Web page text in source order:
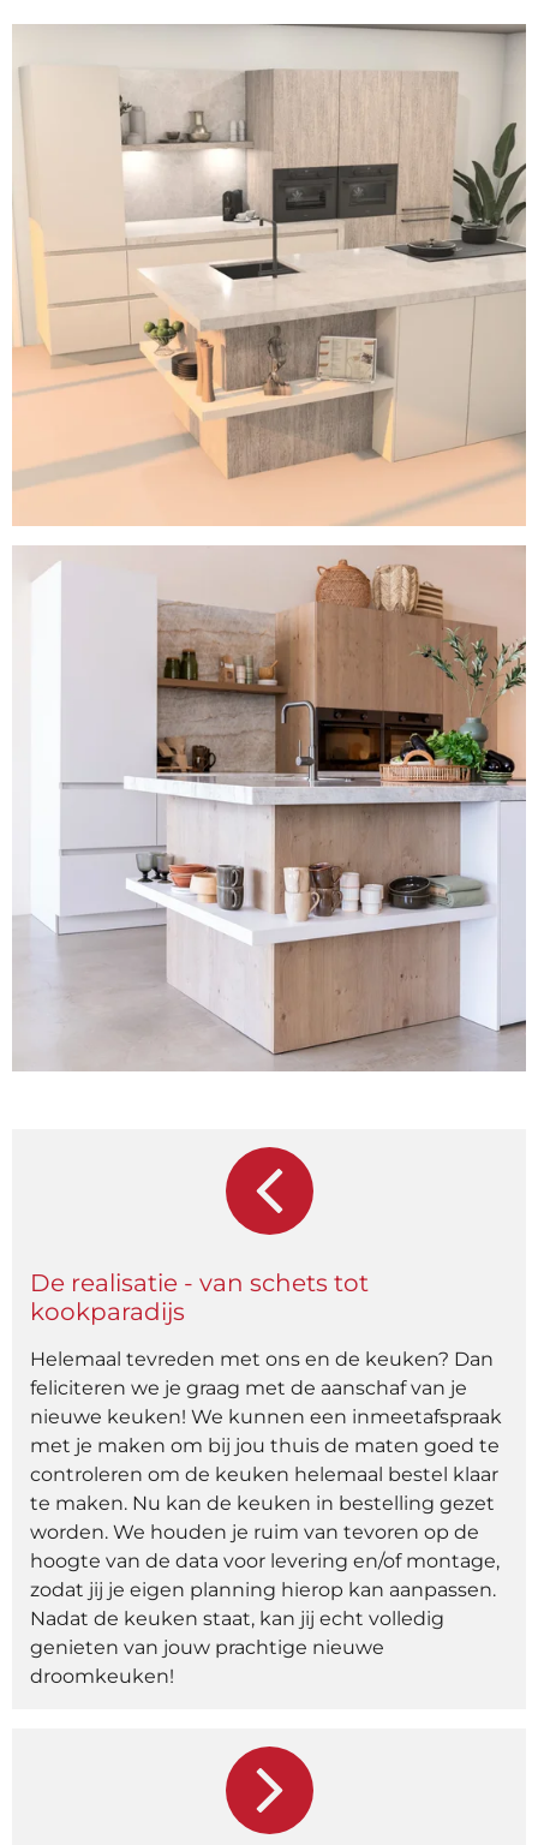
De realisatie - van schets tot
kookparadijs
Helemaal tevreden met ons en de keuken? Dan
feliciteren we je graag met de aanschaf van je
nieuwe keuken! We kunnen een inmeetafspraak
met je maken om bij jou thuis de maten goed te
controleren om de keuken helemaal bestel klaar
te maken. Nu kan de keuken in bestelling gezet
worden. We houden je ruim van tevoren op de
hoogte van de data voor levering en/of montage,
zodat jij je eigen planning hierop kan aanpassen.
Nadat de keuken staat, kan jij echt volledig
genieten van jouw prachtige nieuwe
droomkeuken!